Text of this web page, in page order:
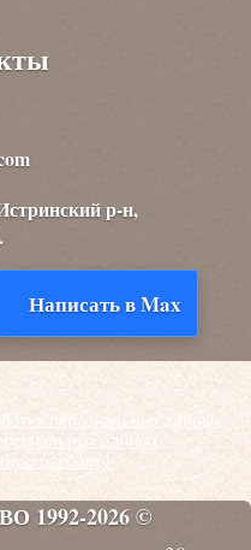
р-н,
Написать в Max
персональных данных
данных
рассылку
1992-2026 ©